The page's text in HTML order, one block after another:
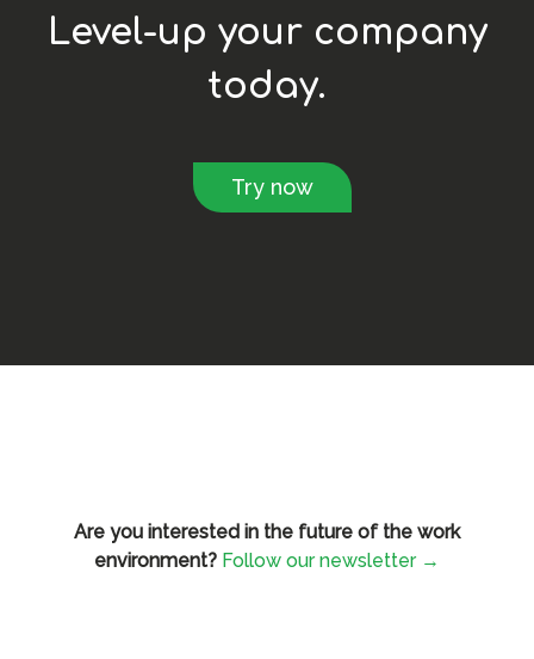
Level-up your company
today.
Try now
Are you interested in the future of the work
environment? Follow our newsletter →